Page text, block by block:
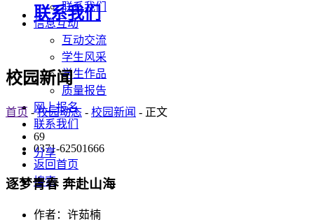
联系我们
信息互动
互动交流
学生风采
学生作品
质量报告
网上报名
联系我们
0371-62501666
返回首页
搜索
联系我们
校园新闻
首页 -校园动态 - 校园新闻 - 正文
69
分享
逐梦青春 奔赴山海
作者：许茹楠